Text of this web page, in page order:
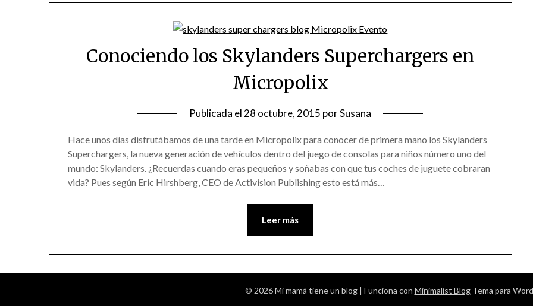
Conociendo los Skylanders Superchargers en
Micropolix
Publicada el 28 octubre, 2015 porSusana
Hace unos días disfrutábamos de una tarde en Micropolix para conocer de primera mano los Skylanders
Superchargers, la nueva generación de vehículos dentro del juego de consolas para niños número uno del
mundo: Skylanders. ¿Recuerdas cuando eras pequeños y soñabas con que tus coches de juguete cobraran
vida? Pues según Eric Hirshberg, CEO de Activision Publishing esto está más…
Leer más
© 2026 Mi mamá tiene un blog | Funciona con Minimalist BlogTema para